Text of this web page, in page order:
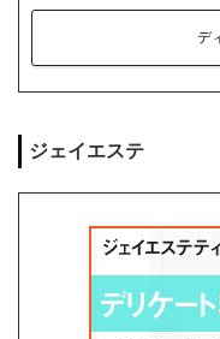
デ
ジェイエステ